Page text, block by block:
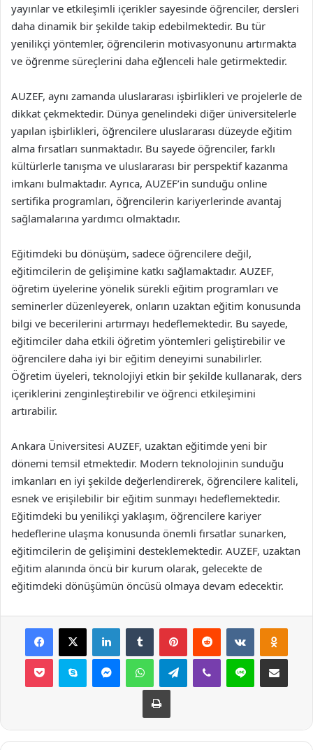
yayınlar ve etkileşimli içerikler sayesinde öğrenciler, dersleri
daha dinamik bir şekilde takip edebilmektedir. Bu tür
yenilikçi yöntemler, öğrencilerin motivasyonunu artırmakta
ve öğrenme süreçlerini daha eğlenceli hale getirmektedir.
AUZEF, aynı zamanda uluslararası işbirlikleri ve projelerle de
dikkat çekmektedir. Dünya genelindeki diğer üniversitelerle
yapılan işbirlikleri, öğrencilere uluslararası düzeyde eğitim
alma fırsatları sunmaktadır. Bu sayede öğrenciler, farklı
kültürlerle tanışma ve uluslararası bir perspektif kazanma
imkanı bulmaktadır. Ayrıca, AUZEF’in sunduğu online
sertifika programları, öğrencilerin kariyerlerinde avantaj
sağlamalarına yardımcı olmaktadır.
Eğitimdeki bu dönüşüm, sadece öğrencilere değil,
eğitimcilerin de gelişimine katkı sağlamaktadır. AUZEF,
öğretim üyelerine yönelik sürekli eğitim programları ve
seminerler düzenleyerek, onların uzaktan eğitim konusunda
bilgi ve becerilerini artırmayı hedeflemektedir. Bu sayede,
eğitimciler daha etkili öğretim yöntemleri geliştirebilir ve
öğrencilere daha iyi bir eğitim deneyimi sunabilirler.
Öğretim üyeleri, teknolojiyi etkin bir şekilde kullanarak, ders
içeriklerini zenginleştirebilir ve öğrenci etkileşimini
artırabilir.
Ankara Üniversitesi AUZEF, uzaktan eğitimde yeni bir
dönemi temsil etmektedir. Modern teknolojinin sunduğu
imkanları en iyi şekilde değerlendirerek, öğrencilere kaliteli,
esnek ve erişilebilir bir eğitim sunmayı hedeflemektedir.
Eğitimdeki bu yenilikçi yaklaşım, öğrencilere kariyer
hedeflerine ulaşma konusunda önemli fırsatlar sunarken,
eğitimcilerin de gelişimini desteklemektedir. AUZEF, uzaktan
eğitim alanında öncü bir kurum olarak, gelecekte de
eğitimdeki dönüşümün öncüsü olmaya devam edecektir.
Facebook
X LinkedInTumblr PinterestReddit VKontakte
Pocket Skype MessengerWhatsAppTelegramViber Line E-Posta ile
Yazdır